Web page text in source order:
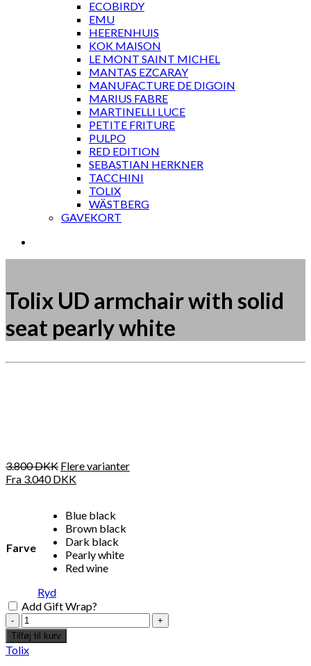
ECOBIRDY
EMU
HEERENHUIS
KOK MAISON
LE MONT SAINT MICHEL
MANTAS EZCARAY
MANUFACTURE DE DIGOIN
MARIUS FABRE
MARTINELLI LUCE
PETITE FRITURE
PULPO
RED EDITION
SEBASTIAN HERKNER
TACCHINI
TOLIX
WÄSTBERG
GAVEKORT
Tolix UD armchair with solid
seat pearly white
Add to Wishlist
3.800DKK Flere varianter
Fra 3.040DKK
Farve
Blue black
Brown black
Dark black
Pearly white
Red wine
Ryd
Add Gift Wrap?
Tolix
UD
armchair
with
Tilføj til kurv
Tolix